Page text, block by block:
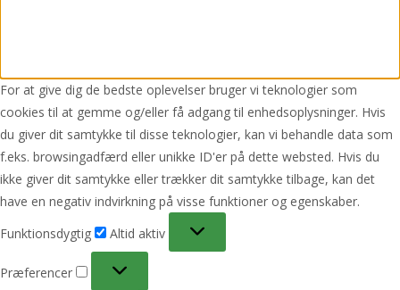
For at give dig de bedste oplevelser bruger vi teknologier som
cookies til at gemme og/eller få adgang til enhedsoplysninger. Hvis
du giver dit samtykke til disse teknologier, kan vi behandle data som
f.eks. browsingadfærd eller unikke ID'er på dette websted. Hvis du
ikke giver dit samtykke eller trækker dit samtykke tilbage, kan det
have en negativ indvirkning på visse funktioner og egenskaber.
Funktionsdygtig
Altid aktiv
Præferencer